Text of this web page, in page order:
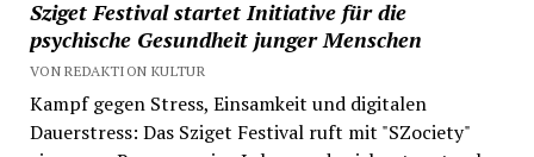
Sziget Festival startet Initiative für die
psychische Gesundheit junger Menschen
VON REDAKTION KULTUR
Kampf gegen Stress, Einsamkeit und digitalen
Dauerstress: Das Sziget Festival ruft mit "SZociety"